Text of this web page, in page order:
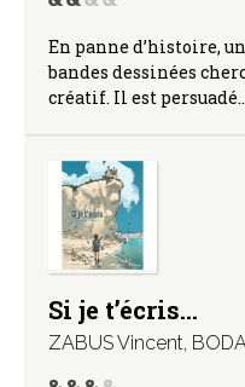
En panne d’histoire,
bandes dessinées
créatif. Il est
Si je t’écris…
ZABUS Vincent,